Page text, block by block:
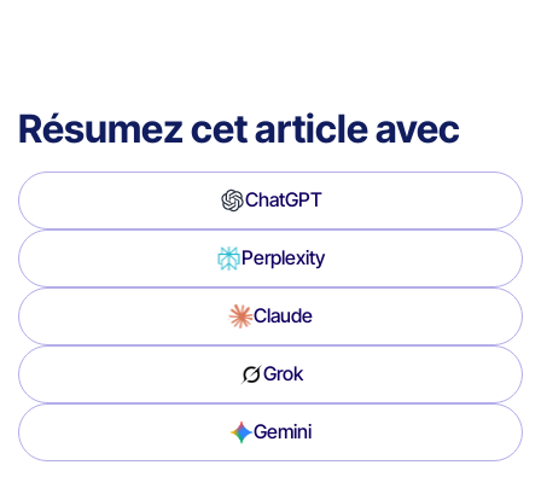
Résumez cet article avec
ChatGPT
Perplexity
Claude
Grok
Gemini